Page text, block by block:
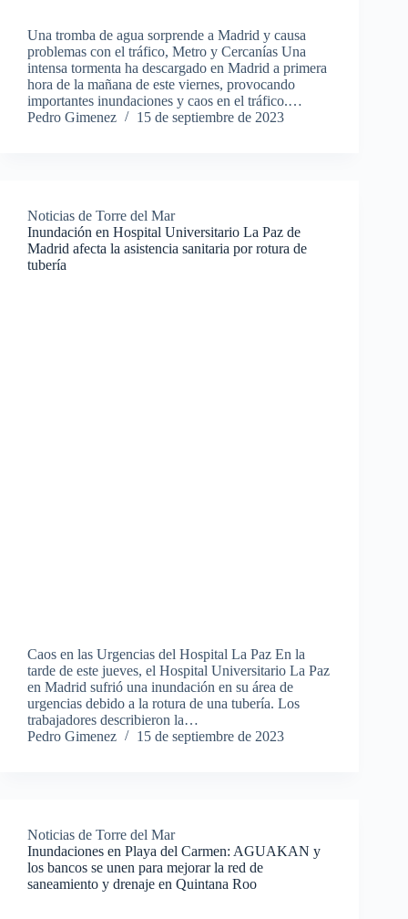
Una tromba de agua sorprende a Madrid y causa
problemas con el tráfico, Metro y Cercanías Una
intensa tormenta ha descargado en Madrid a primera
hora de la mañana de este viernes, provocando
importantes inundaciones y caos en el tráfico.…
Pedro Gimenez
15 de septiembre de 2023
Noticias de Torre del Mar
Inundación en Hospital Universitario La Paz de
Madrid afecta la asistencia sanitaria por rotura de
tubería
Caos en las Urgencias del Hospital La Paz En la
tarde de este jueves, el Hospital Universitario La Paz
en Madrid sufrió una inundación en su área de
urgencias debido a la rotura de una tubería. Los
trabajadores describieron la…
Pedro Gimenez
15 de septiembre de 2023
Noticias de Torre del Mar
Inundaciones en Playa del Carmen: AGUAKAN y
los bancos se unen para mejorar la red de
saneamiento y drenaje en Quintana Roo